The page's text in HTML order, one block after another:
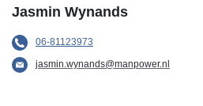
Jasmin Wynands
06-81123973
jasmin.wynands@manpower.nl